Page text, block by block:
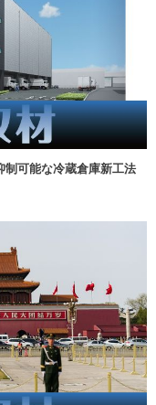
制可能な冷蔵倉庫新工法